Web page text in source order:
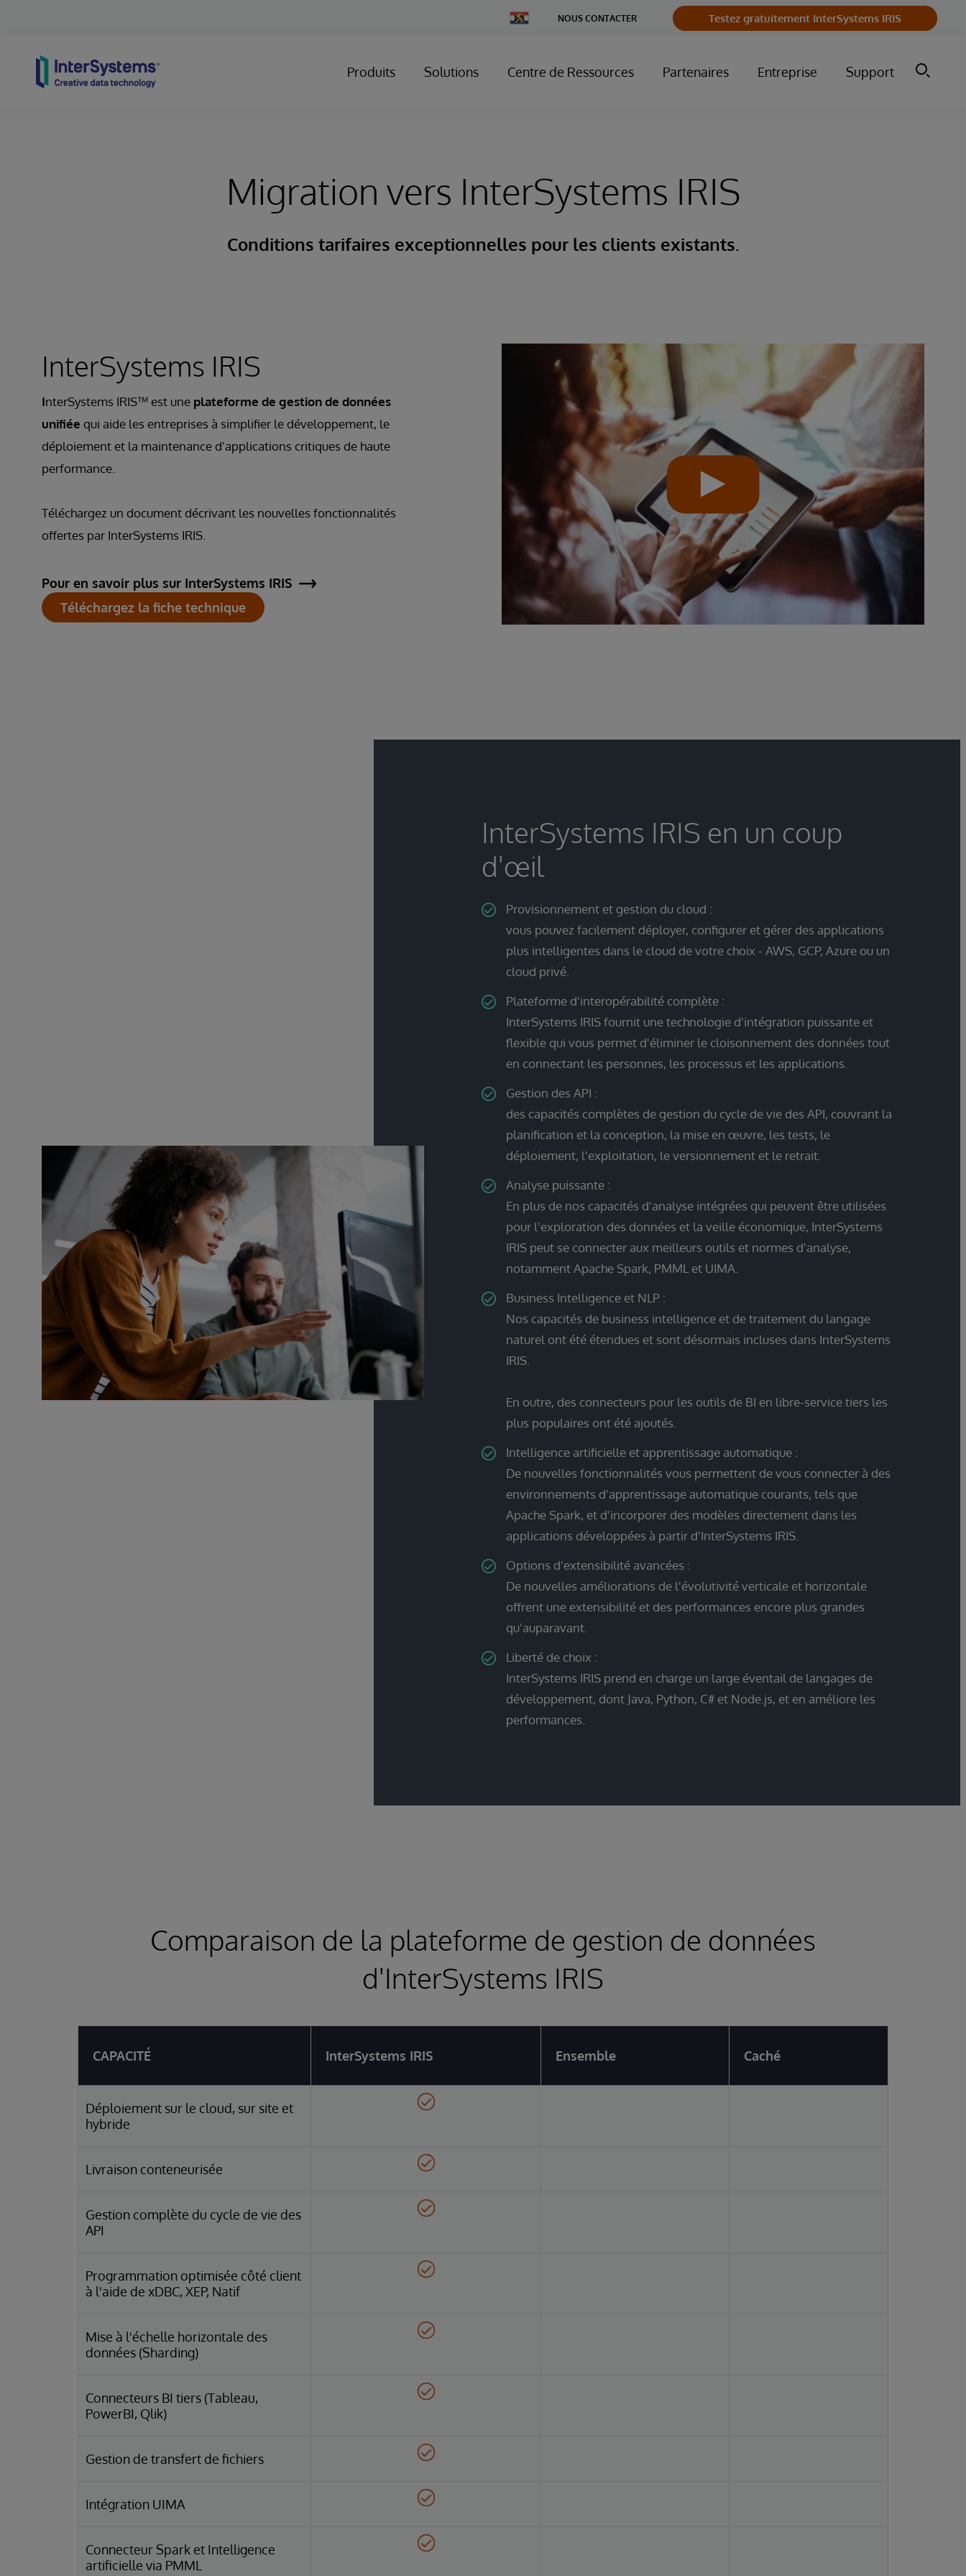
Change
Country
NOUS CONTACTER Testez gratuitement InterSystems IRIS
Produits Solutions Centre de Ressources Partenaires Entreprise Support
Migration vers InterSystems IRIS
Conditions tarifaires exceptionnelles pour les clients existants.
InterSystems IRIS
InterSystems IRIS™ est une plateforme de gestion de données
unifiée qui aide les entreprises à simplifier le développement, le
déploiement et la maintenance d'applications critiques de haute
performance.
Téléchargez un document décrivant les nouvelles fonctionnalités
offertes par InterSystems IRIS.
Pour en savoir plus sur InterSystems IRIS
Téléchargez la fiche technique
InterSystems IRIS en un coup
d'œil
Provisionnement et gestion du cloud :
vous pouvez facilement déployer, configurer et gérer des applications
plus intelligentes dans le cloud de votre choix - AWS, GCP, Azure ou un
cloud privé.
Plateforme d'interopérabilité complète :
InterSystems IRIS fournit une technologie d'intégration puissante et
flexible qui vous permet d'éliminer le cloisonnement des données tout
en connectant les personnes, les processus et les applications.
Gestion des API :
des capacités complètes de gestion du cycle de vie des API, couvrant la
planification et la conception, la mise en œuvre, les tests, le
déploiement, l'exploitation, le versionnement et le retrait.
Analyse puissante :
En plus de nos capacités d'analyse intégrées qui peuvent être utilisées
pour l'exploration des données et la veille économique, InterSystems
IRIS peut se connecter aux meilleurs outils et normes d'analyse,
notamment Apache Spark, PMML et UIMA.
Business Intelligence et NLP :
Nos capacités de business intelligence et de traitement du langage
naturel ont été étendues et sont désormais incluses dans InterSystems
IRIS.
En outre, des connecteurs pour les outils de BI en libre-service tiers les
plus populaires ont été ajoutés.
Intelligence artificielle et apprentissage automatique :
De nouvelles fonctionnalités vous permettent de vous connecter à des
environnements d'apprentissage automatique courants, tels que
Apache Spark, et d'incorporer des modèles directement dans les
applications développées à partir d'InterSystems IRIS.
Options d'extensibilité avancées :
De nouvelles améliorations de l'évolutivité verticale et horizontale
offrent une extensibilité et des performances encore plus grandes
qu'auparavant.
Liberté de choix :
InterSystems IRIS prend en charge un large éventail de langages de
développement, dont Java, Python, C# et Node.js, et en améliore les
performances.
Comparaison de la plateforme de gestion de données
d'InterSystems IRIS
CAPACITÉ InterSystems IRIS Ensemble Caché
Déploiement sur le cloud, sur site et
hybride
Livraison conteneurisée
Gestion complète du cycle de vie des
API
Programmation optimisée côté client
à l'aide de xDBC, XEP, Natif
Mise à l'échelle horizontale des
données (Sharding)
Connecteurs BI tiers (Tableau,
PowerBI, Qlik)
Gestion de transfert de fichiers
Intégration UIMA
Connecteur Spark et Intelligence
artificielle via PMML